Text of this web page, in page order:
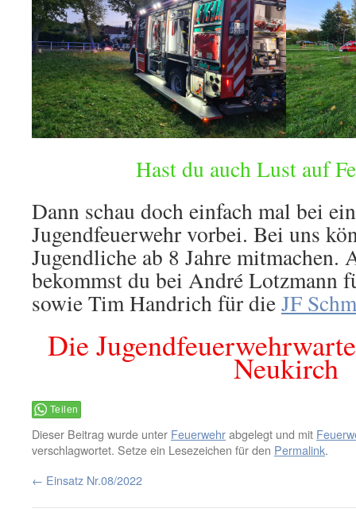
Hast du auch Lust auf
Dann schau doch einfach mal bei
Jugendfeuerwehr vorbei. Bei uns
Jugendliche ab 8 Jahre mitmachen.
bekommst du bei André Lotzmann
sowie Tim Handrich für dieJF
Die
Neukirch
Teilen
Dieser Beitrag wurde unter Feuerwehrabgelegt und mit
verschlagwortet. Setze ein Lesezeichen für den Permalink.
← Einsatz Nr.08/2022